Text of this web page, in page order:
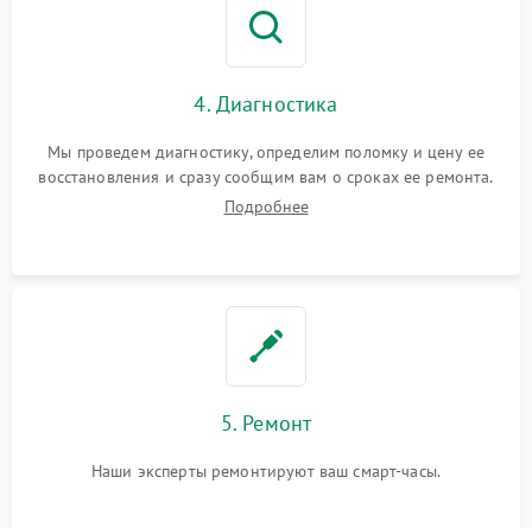
4. Диагностика
Мы проведем диагностику, определим поломку и цену ее
восстановления и сразу сообщим вам о сроках ее ремонта.
Подробнее
5. Ремонт
Наши эксперты ремонтируют ваш смарт-часы.